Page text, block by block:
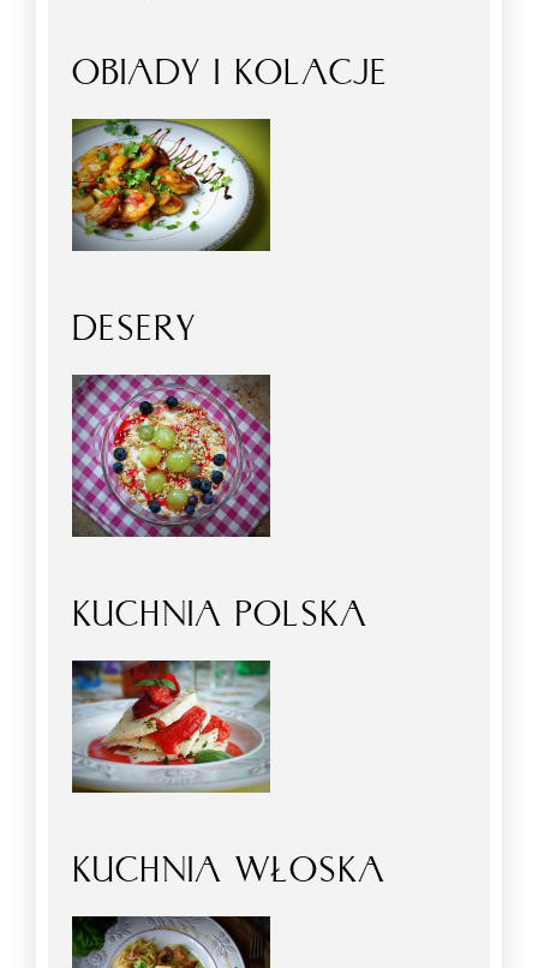
OBIADY I KOLACJE
DESERY
KUCHNIA POLSKA
KUCHNIA WŁOSKA